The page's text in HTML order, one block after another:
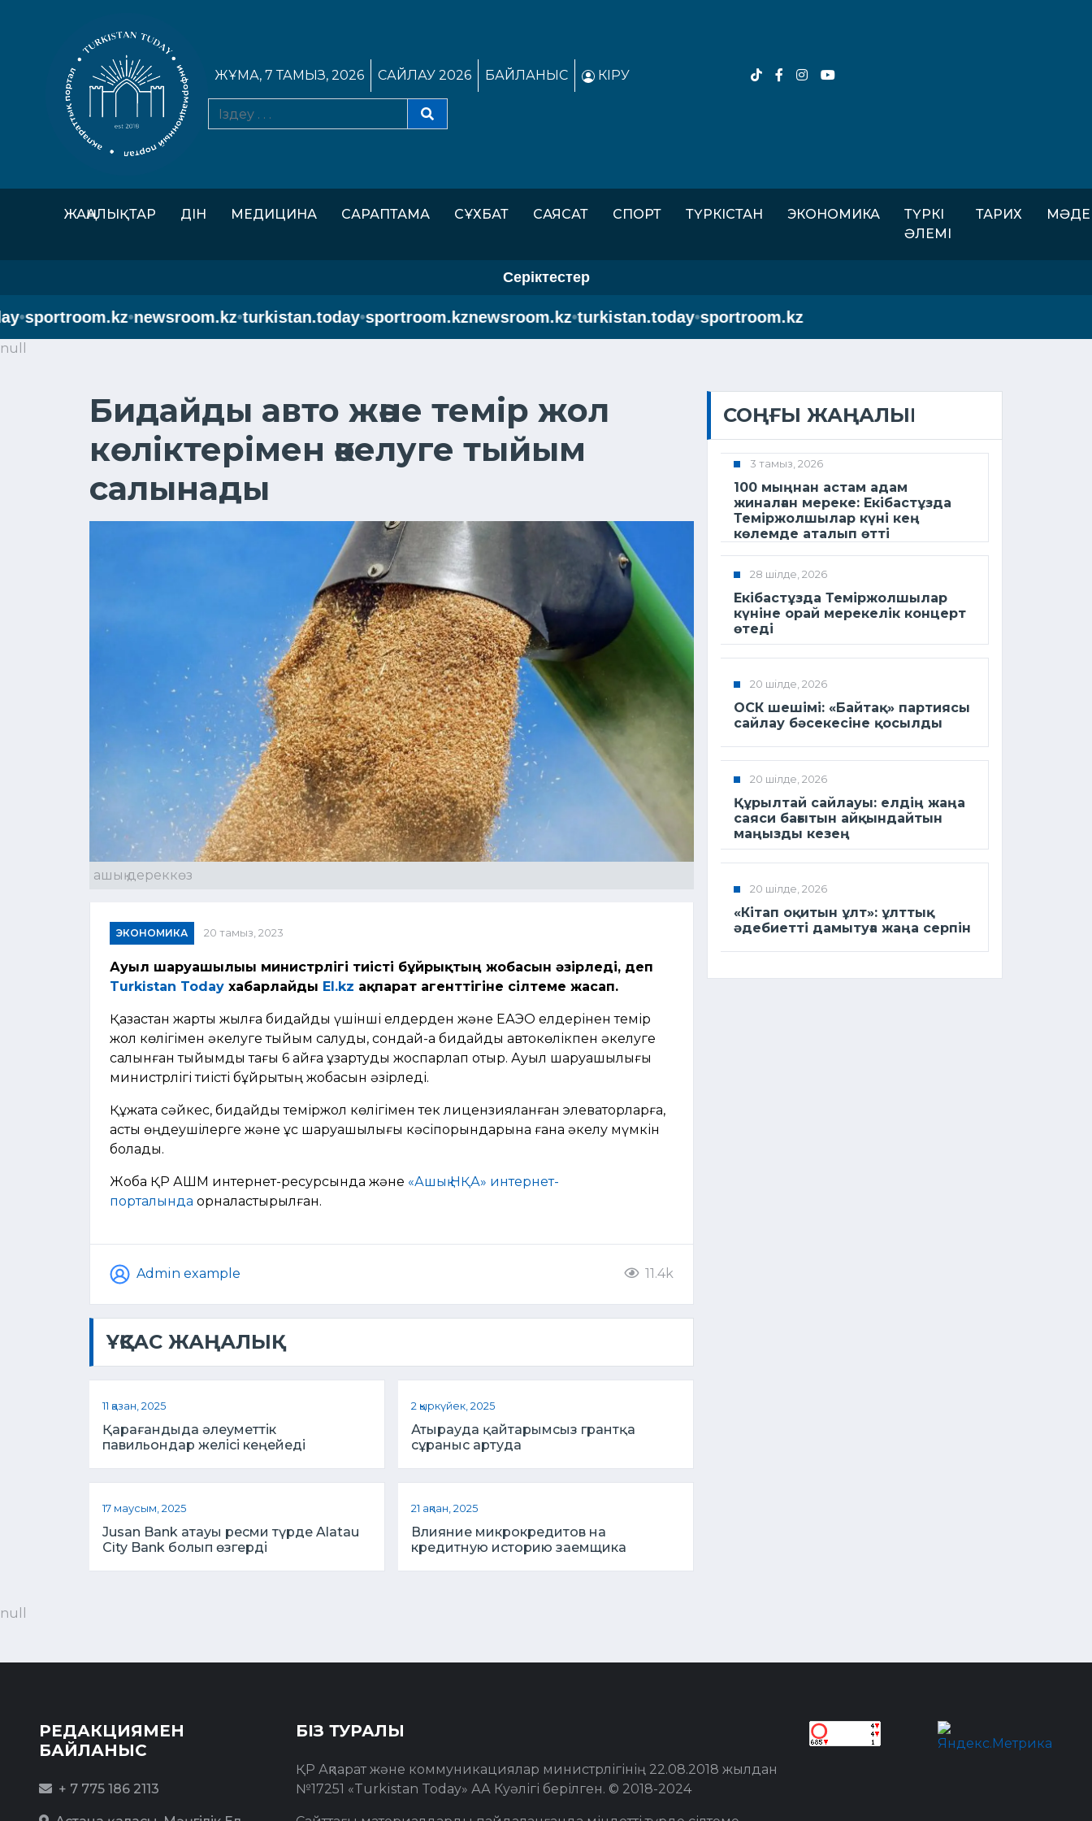
ЖҰМА, 7 ТАМЫЗ, 2026 САЙЛАУ 2026 БАЙЛАНЫС КІРУ
ЖАҢАЛЫҚТАР ДІН МЕДИЦИНА САРАПТАМА СҰХБАТ САЯСАТ СПОРТ ТҮРКІСТАН ЭКОНОМИКА
ТҮРКІ
ӘЛЕМІ
ТАРИХ
Серіктестер
•sportroom.kz•newsroom.kz•turkistan.today•sportroom.kznewsroom.kz•turkistan.today•sportroom.kz
null
Бидайды авто және темір жол
көліктерімен әкелуге тыйым
салынады
ашық дереккөз
ЭКОНОМИКА 20 тамыз, 2023
Ауыл шаруашылығы министрлігі тиісті бұйрықтың жобасын әзірледі, деп
Turkistan Today хабарлайды El.kz ақпарат агенттігіне сілтеме жасап.
Қазақстан жарты жылға бидайды үшінші елдерден және ЕАЭО елдерінен темір
жол көлігімен әкелуге тыйым салуды, сондай-ақ бидайды автокөлікпен әкелуге
салынған тыйымды тағы 6 айға ұзартуды жоспарлап отыр. Ауыл шаруашылығы
министрлігі тиісті бұйрықтың жобасын әзірледі.
Құжатқа сәйкес, бидайды теміржол көлігімен тек лицензияланған элеваторларға,
астық өңдеушілерге және құс шаруашылығы кәсіпорындарына ғана әкелу мүмкін
болады.
Жоба ҚР АШМ интернет-ресурсында және «Ашық НҚА» интернет-
порталында орналастырылған.
Admin example 11.4k
ҰҚСАС ЖАҢАЛЫҚ
11 қазан, 2025
Қарағандыда әлеуметтік
павильондар желісі кеңейеді
2 қыркүйек, 2025
Атырауда қайтарымсыз грантқа
сұраныс артуда
17 маусым, 2025
Jusan Bank атауы ресми түрде Alatau
City Bank болып өзгерді
21 ақпан, 2025
Влияние микрокредитов на
кредитную историю заемщика
СОҢҒЫ ЖАҢАЛЫҚ
3 тамыз, 2026
100 мыңнан астам адам
жиналған мереке: Екібастұзда
Теміржолшылар күні кең
көлемде аталып өтті
28 шілде, 2026
Екібастұзда Теміржолшылар
күніне орай мерекелік концерт
өтеді
20 шілде, 2026
ОСК шешімі: «Байтақ» партиясы
сайлау бәсекесіне қосылды
20 шілде, 2026
Құрылтай сайлауы: елдің жаңа
саяси бағытын айқындайтын
маңызды кезең
20 шілде, 2026
«Кітап оқитын ұлт»: ұлттық
әдебиетті дамытуға жаңа серпін
null
РЕДАКЦИЯМЕН
БАЙЛАНЫС
+ 7 775 186 2113
БІЗ ТУРАЛЫ
ҚР Ақпарат және коммуникациялар министрлігінің 22.08.2018 жылдан
№17251 «Turkistan Today» АА Куәлігі берілген. © 2018-2024